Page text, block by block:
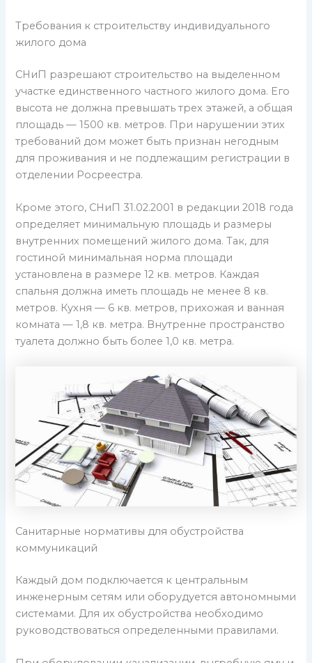
Требования к строительству индивидуального
жилого дома
СНиП разрешают строительство на выделенном
участке единственного частного жилого дома. Его
высота не должна превышать трех этажей, а общая
площадь — 1500 кв. метров. При нарушении этих
требований дом может быть признан негодным
для проживания и не подлежащим регистрации в
отделении Росреестра.
Кроме этого, СНиП 31.02.2001 в редакции 2018 года
определяет минимальную площадь и размеры
внутренних помещений жилого дома. Так, для
гостиной минимальная норма площади
установлена в размере 12 кв. метров. Каждая
спальня должна иметь площадь не менее 8 кв.
метров. Кухня — 6 кв. метров, прихожая и ванная
комната — 1,8 кв. метра. Внутренне пространство
туалета должно быть более 1,0 кв. метра.
Санитарные нормативы для обустройства
коммуникаций
Каждый дом подключается к центральным
инженерным сетям или оборудуется автономными
системами. Для их обустройства необходимо
руководствоваться определенными правилами.